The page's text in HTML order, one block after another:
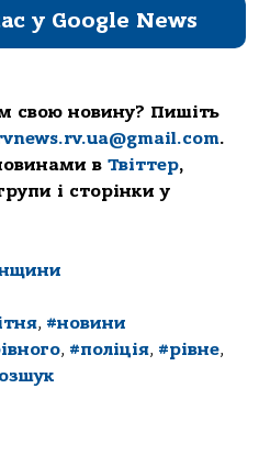
у Google News
свою новину? Пишіть
.
в Твіттер,
і сторінки у
, #новини
, #поліція, #рівне,